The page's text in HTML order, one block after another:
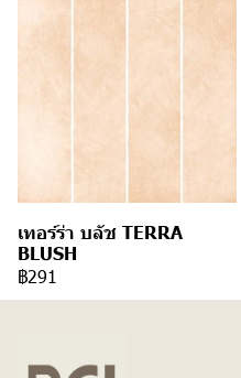
เทอร์ร่า บลัช TERRA
BLUSH
฿291